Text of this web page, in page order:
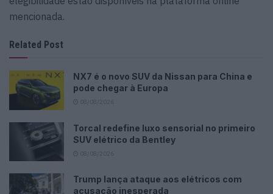
mencionada.
Related Post
NX7 é o novo SUV da Nissan para China e
pode chegar à Europa
Torcal redefine luxo sensorial no primeiro
SUV elétrico da Bentley
Trump lança ataque aos elétricos com
acusação inesperada